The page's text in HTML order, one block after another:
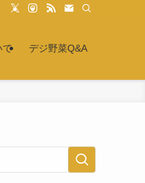
て デジ野菜Q&A